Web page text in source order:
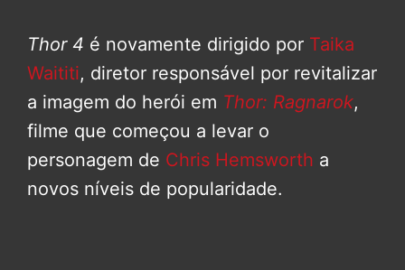
Thor 4 é novamente dirigido por Taika
Waititi, diretor responsável por revitalizar
a imagem do herói em Thor: Ragnarok,
filme que começou a levar o
personagem de Chris Hemsworth a
novos níveis de popularidade.